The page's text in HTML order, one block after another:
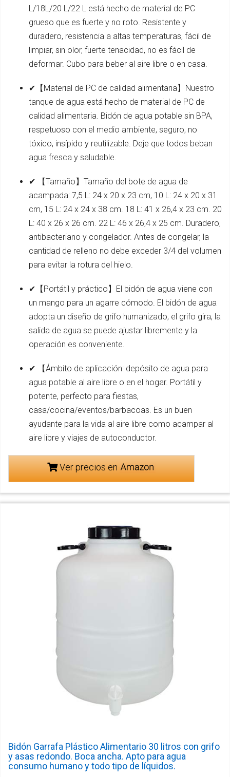
L/18L/20 L/22 L está hecho de material de PC
grueso que es fuerte y no roto. Resistente y
duradero, resistencia a altas temperaturas, fácil de
limpiar, sin olor, fuerte tenacidad, no es fácil de
deformar. Cubo para beber al aire libre o en casa.
✔【Material de PC de calidad alimentaria】Nuestro
tanque de agua está hecho de material de PC de
calidad alimentaria. Bidón de agua potable sin BPA,
respetuoso con el medio ambiente, seguro, no
tóxico, insípido y reutilizable. Deje que todos beban
agua fresca y saludable.
✔ 【Tamaño】Tamaño del bote de agua de
acampada: 7,5 L: 24 x 20 x 23 cm, 10 L: 24 x 20 x 31
cm, 15 L: 24 x 24 x 38 cm. 18 L: 41 x 26,4 x 23 cm. 20
L: 40 x 26 x 26 cm. 22 L: 46 x 26,4 x 25 cm. Duradero,
antibacteriano y congelador. Antes de congelar, la
cantidad de relleno no debe exceder 3/4 del volumen
para evitar la rotura del hielo.
✔【Portátil y práctico】El bidón de agua viene con
un mango para un agarre cómodo. El bidón de agua
adopta un diseño de grifo humanizado, el grifo gira, la
salida de agua se puede ajustar libremente y la
operación es conveniente.
✔ 【Ámbito de aplicación: depósito de agua para
agua potable al aire libre o en el hogar. Portátil y
potente, perfecto para fiestas,
casa/cocina/eventos/barbacoas. Es un buen
ayudante para la vida al aire libre como acampar al
aire libre y viajes de autoconductor.
Ver precios en
Bidón Garrafa Plástico Alimentario 30 litros con grifo
y asas redondo. Boca ancha. Apto para agua
consumo humano y todo tipo de líquidos.